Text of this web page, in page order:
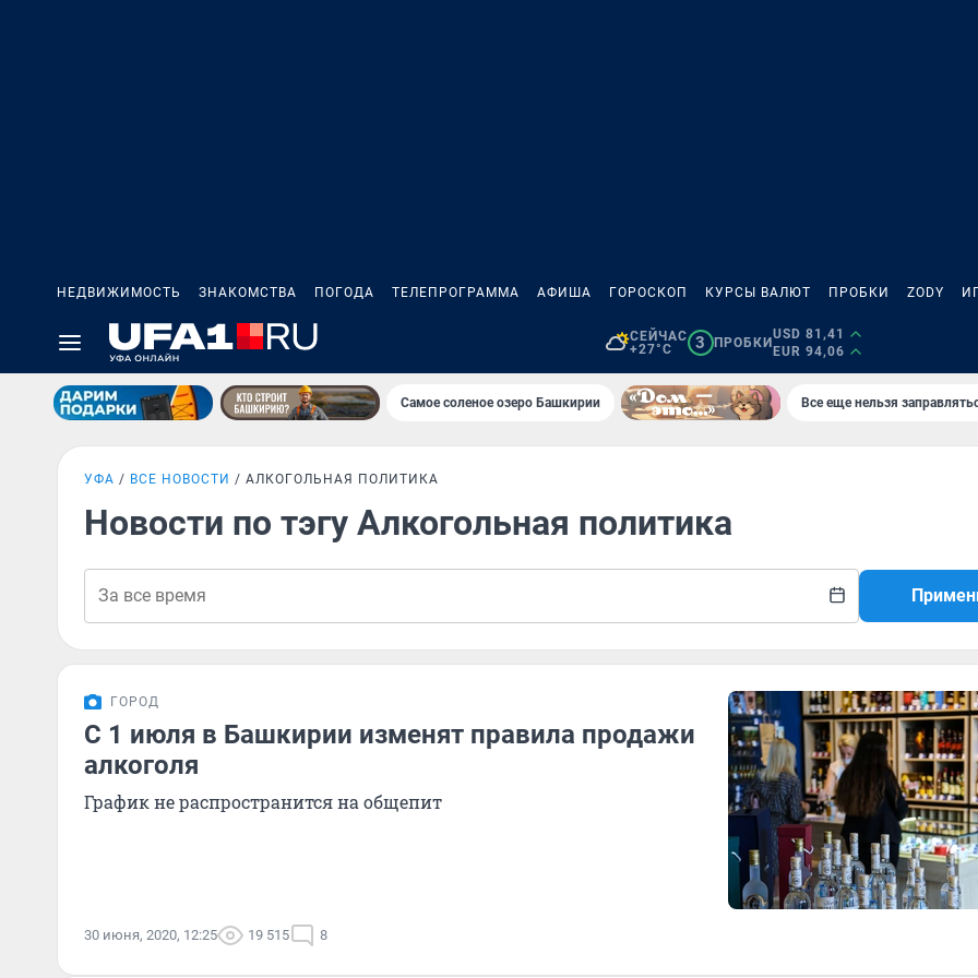
НЕДВИЖИМОСТЬ ЗНАКОМСТВА ПОГОДА ТЕЛЕПРОГРАММА АФИША ГОРОСКОП КУРСЫ ВАЛЮТ ПРОБКИ ZODY
СЕЙЧАС
+27°C
3 ПРОБКИ
USD 81,41
EUR 94,06
Самое соленое озеро Башкирии Все еще нельзя
УФА ВСЕ НОВОСТИ АЛКОГОЛЬНАЯ ПОЛИТИКА
Новости по тэгу Алкогольная политика
ГОРОД
С 1 июля в Башкирии изменят правила продажи
алкоголя
График не распространится на общепит
30 июня, 2020, 12:25 19 515 8